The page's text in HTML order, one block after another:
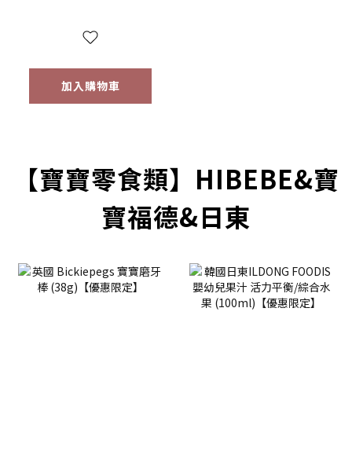
(四包入/組)（9個月
加入購物車
【寶寶零食類】HIBEBE&寶
寶福德&日東